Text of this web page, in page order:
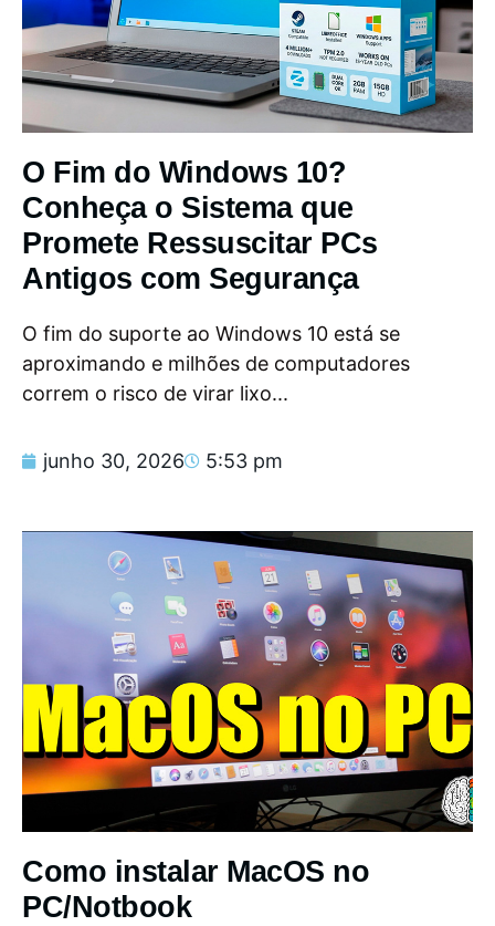
O Fim do Windows 10?
Conheça o Sistema que
Promete Ressuscitar PCs
Antigos com Segurança
O fim do suporte ao Windows 10 está se
aproximando e milhões de computadores
correm o risco de virar lixo...
junho 30, 2026 5:53 pm
Como instalar MacOS no
PC/Notbook